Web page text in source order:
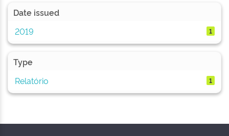
Date issued
2019
1
Type
Relatório
1